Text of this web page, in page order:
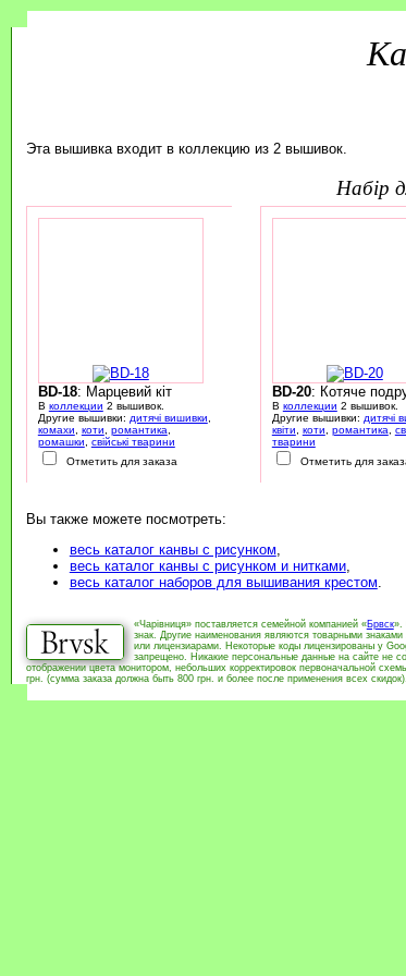
Эта вышивка входит в коллекцию из 2 вышивок.
BD-18: Марцевий кіт
В коллекции 2 вышивок.
Другие вышивки: дитячі вишивки
комахи
коти романтика
ромашки
свійські тварини
Отметить для заказа
BD-20: Котяче
В коллекции 2 вышивок.
Другие вышивки: дитячі
квіти
коти романтика
тварини
Отметить для
Вы также можете посмотреть:
весь каталог канвы с рисунком
весь каталог канвы с рисунком и нитками,
весь каталог наборов для вышивания крестом
«Чарівниця» поставляется семейной компанией «Брвск».
знак. Другие наименования являются товарными
или лицензиарами. Некоторые коды лицензированы у
запрещено. Никакие персональные данные на сайте не
отображении цвета монитором, небольших корректировок первоначальной
грн. (сумма заказа должна быть 800 грн. и более после применения всех скидок).